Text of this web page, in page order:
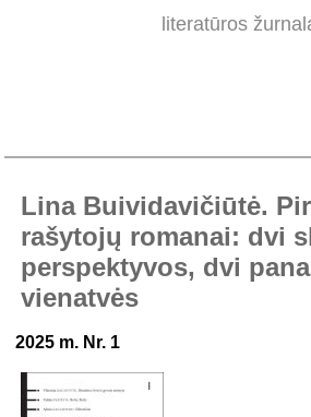
literatūros
Lina Buividavičiūtė.
rašytojų romanai: dvi
perspektyvos, dvi
vienatvės
2025 m. Nr. 1